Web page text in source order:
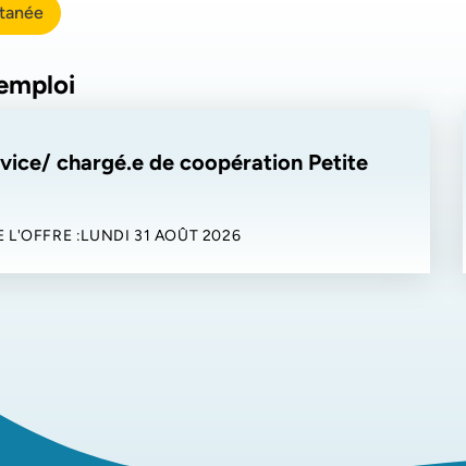
chargé.e de coopération Petite
L'OFFRE :LUNDI 31 AOÛT 2026